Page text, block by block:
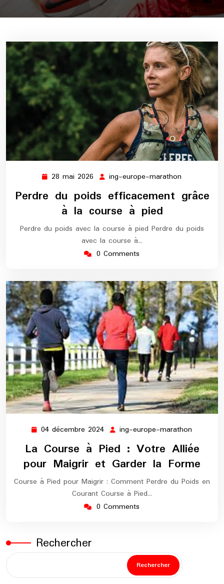
28 mai 2026 28
mai
2026
ing-europe-marathon
europe-
marathon
Perdre du poids efficacement grâce
à la course à pied
Perdre du poids avec la course à pied Perdre du poids
avec la course à…
0 Comments
04 décembre 2024 04
décembre
2024
ing-europe-marathon
marathon
La Course à Pied : Votre Alliée
pour Maigrir et Garder la Forme
Course à Pied pour Maigrir : Comment Perdre du Poids en
Courant Course à Pied…
0 Comments
Rechercher
Rechercher